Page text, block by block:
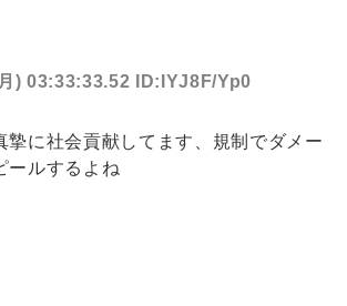
) 03:33:33.52 ID:IYJ8F/Yp0
摯に社会貢献してます、規制でダメー
ールするよね